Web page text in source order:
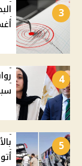
3
4
5